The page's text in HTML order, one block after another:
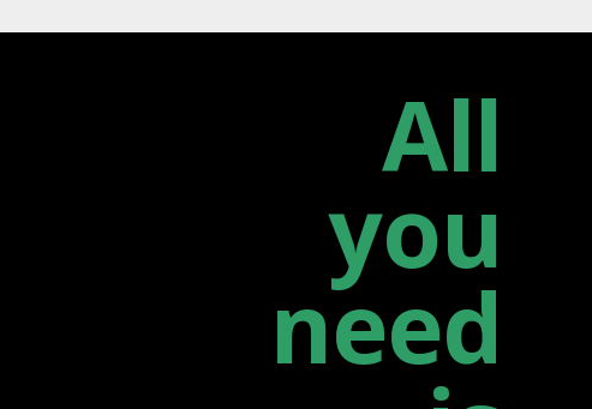
All
you
need